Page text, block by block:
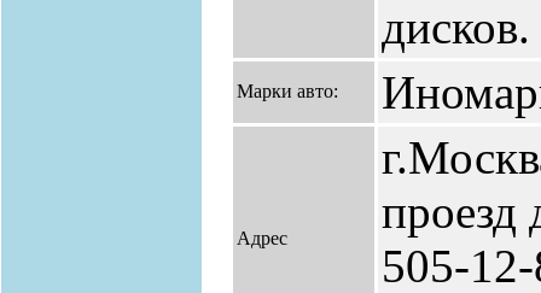
дисков.
Марки авто:
Адрес
проезд
505-